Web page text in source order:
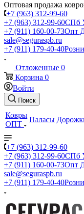
Оптовая продажа
+7 (963) 312-99-60
+7 (963) 312-99-60СПб
+7 (911) 160-00-73Опт
sale@seguraspb.ru
+7 (911) 179-40-40
Отложенные 0
Корзина 0
Войти
Поиск
Ковры
ОПТ
Паласы
+7 (963) 312-99-60
+7 (963) 312-99-60СПб
+7 (911) 160-00-73Опт
sale@seguraspb.ru
+7 (911) 179-40-40